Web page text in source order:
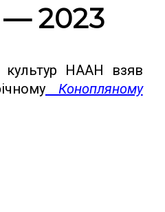
2023
культур НААН взяв
Конопляному